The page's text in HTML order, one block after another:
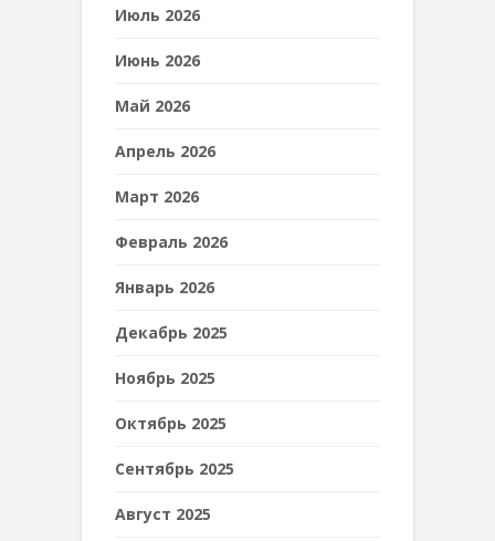
Июль 2026
Июнь 2026
Май 2026
Апрель 2026
Март 2026
Февраль 2026
Январь 2026
Декабрь 2025
Ноябрь 2025
Октябрь 2025
Сентябрь 2025
Август 2025